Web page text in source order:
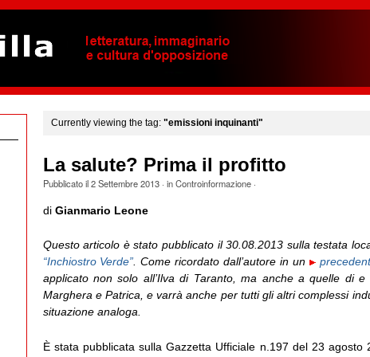
Currently viewing the tag: "emissioni inquinanti"
La salute? Prima il profitto
Pubblicato il2 Settembre 2013· inControinformazione·
diGianmario Leone
Questo articolo è stato pubblicato il 30.08.2013 sulla testata
“Inchiostro Verde” . Come ricordato dall’autore in un
applicato non solo all’Ilva di Taranto, ma anche a quelle di
Marghera e Patrica, e varrà anche per tutti gli altri complessi
situazione analoga.
È stata pubblicata sulla Gazzetta Ufficiale n.197 del 23 agosto